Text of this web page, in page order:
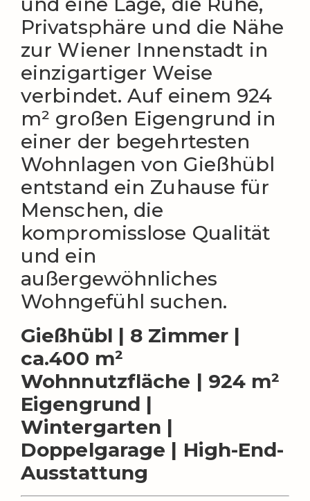
Privatsphäre und die Nähe
zur Wiener Innenstadt in
einzigartiger Weise
verbindet. Auf einem 924
m² großen Eigengrund in
einer der begehrtesten
Wohnlagen von Gießhübl
entstand ein Zuhause für
Menschen, die
kompromisslose Qualität
und ein
außergewöhnliches
Wohngefühl suchen.
Gießhübl | 8 Zimmer |
ca.400 m²
Wohnnutzfläche | 924 m²
Eigengrund |
Wintergarten |
Doppelgarage | High-End-
Ausstattung